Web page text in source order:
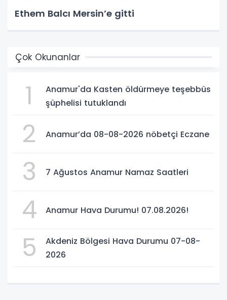
Ethem Balcı Mersin’e gitti
Çok Okunanlar
1
Anamur'da Kasten öldürmeye teşebbüs
şüphelisi tutuklandı
2 Anamur’da 08-08-2026 nöbetçi Eczane
3 7 Ağustos Anamur Namaz Saatleri
4 Anamur Hava Durumu! 07.08.2026!
5
Akdeniz Bölgesi Hava Durumu 07-08-
2026